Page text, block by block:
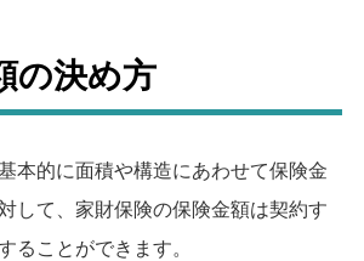
の決め方
本的に面積や構造にあわせて保険金
して、家財保険の保険金額は契約す
ることができます。